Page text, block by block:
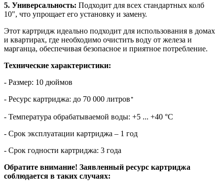
5. Универсальность: Подходит для всех стандартных колб
10", что упрощает его установку и замену.
Этот картридж идеально подходит для использования в домах
и квартирах, где необходимо очистить воду от железа и
марганца, обеспечивая безопасное и приятное потребление.
Технические характеристики:
- Размер: 10 дюймов
- Ресурс картриджа: до 70 000 литров*
- Температура обрабатываемой воды: +5 ... +40 °С
- Срок эксплуатации картриджа – 1 год
- Срок годности картриджа: 3 года
Обратите внимание! Заявленный ресурс картриджа
соблюдается в таких случаях: